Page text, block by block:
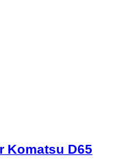
Komatsu D65